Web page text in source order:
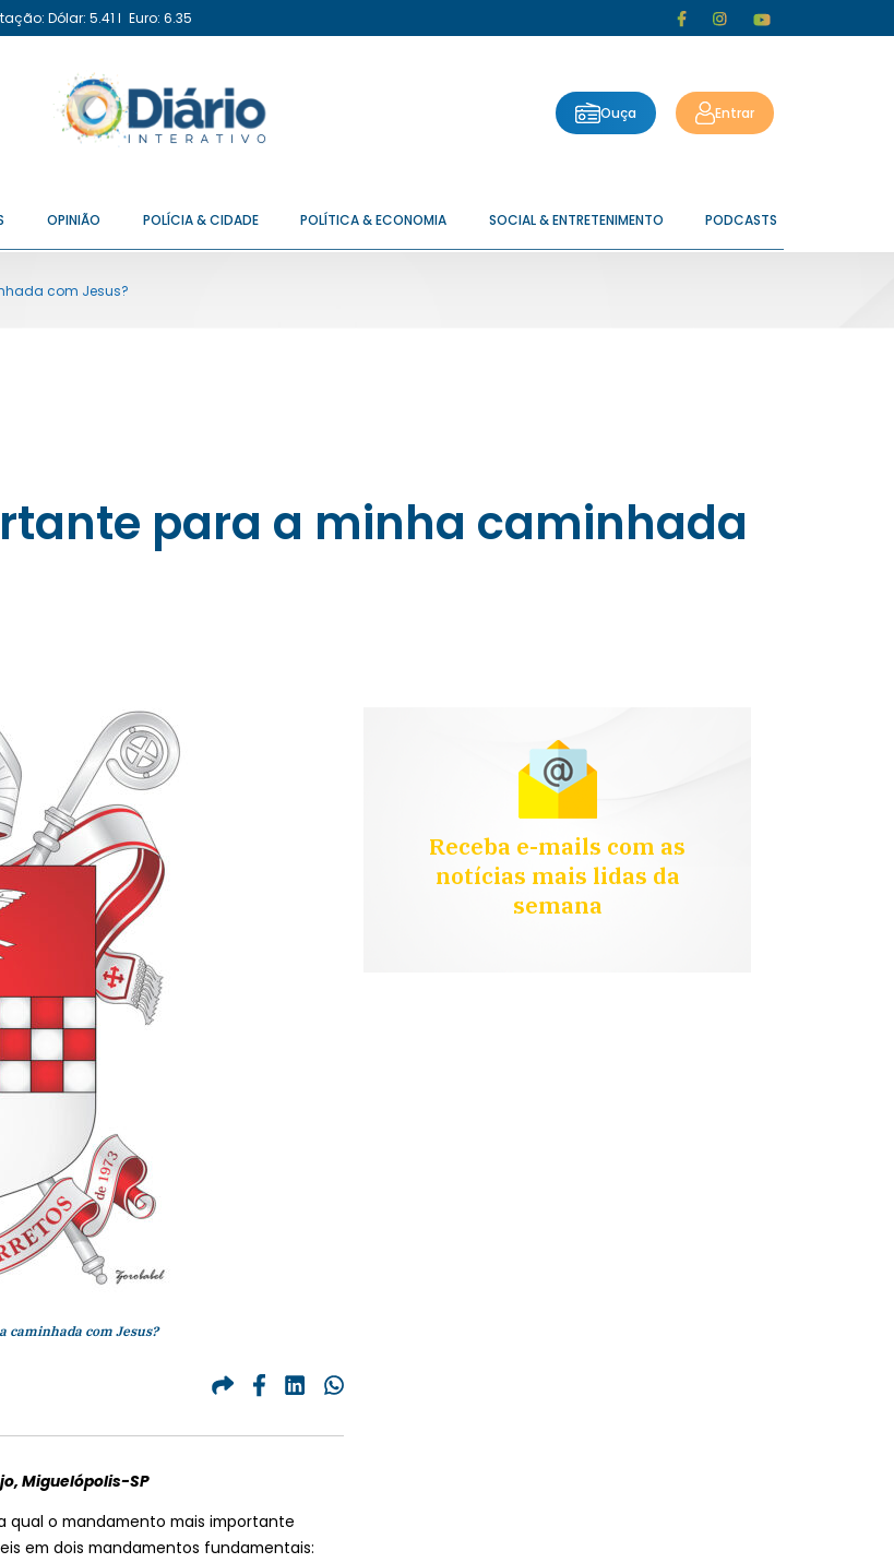
Dólar: 5.41 I Euro: 6.35
Ouça Entrar
OPINIÃO POLÍCIA & CIDADE POLÍTICA & ECONOMIA SOCIAL & ENTRETENIMENTO PODCASTS
com Jesus?
para a minha caminhada
caminhada com Jesus?
Miguelópolis-SP
qual o mandamento mais importante
em dois mandamentos fundamentais:
Receba e-mails com as
notícias mais lidas da
semana